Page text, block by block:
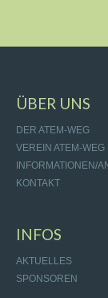
ÜBER UNS
DER ATEM-WEG
VEREIN ATEM-WEG
INFORMATIONEN/
KONTAKT
INFOS
AKTUELLES
SPONSOREN